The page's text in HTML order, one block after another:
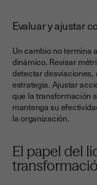
Evaluar y ajustar
Un cambio no termina
dinámico. Revisar
detectar desviaciones,
estrategia. Ajustar
que la transformación
mantenga su
la organización.
El papel del